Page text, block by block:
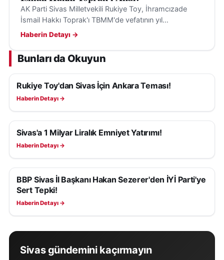
AK Parti Sivas Milletvekili Rukiye Toy, İhramcızade
İsmail Hakkı Toprak'ı TBMM'de vefatının yıl
dönümünde andı ve Sivas'a olan katkılarını vurguladı.
Haberin Detayı →
Bunları da Okuyun
SIYASET
Rukiye Toy'dan Sivas İçin Ankara Teması!
Haberin Detayı →
SIYASET
Sivas'a 1 Milyar Liralık Emniyet Yatırımı!
Haberin Detayı →
SIYASET
BBP Sivas İl Başkanı Hakan Sezerer'den İYİ Parti'ye
Sert Tepki!
Haberin Detayı →
Sivas gündemini kaçırmayın